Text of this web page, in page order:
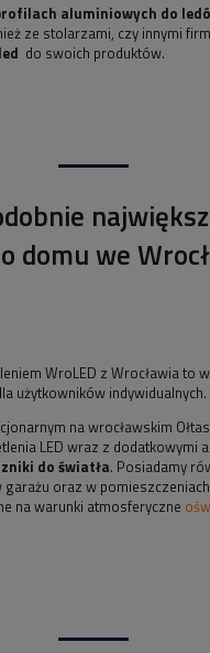
aluminiowych do
ze stolarzami, czy innymi
do swoich produktów.
domu we
WroLED z Wrocławia to
użytkowników indywidualnych.
na wrocławskim
LED wraz z dodatkowymi
do światła. Posiadamy
oraz w
na warunki atmosferyczne